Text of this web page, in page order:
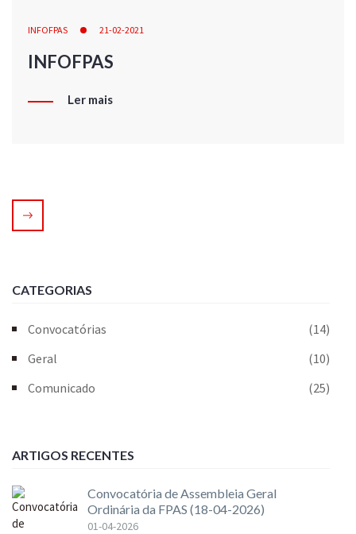
INFOFPAS 21-02-2021
INFOFPAS
Ler mais
CATEGORIAS
Convocatórias
(14)
Geral
(10)
Comunicado
(25)
ARTIGOS RECENTES
Convocatória de Assembleia Geral
Ordinária da FPAS (18-04-2026)
01-04-2026